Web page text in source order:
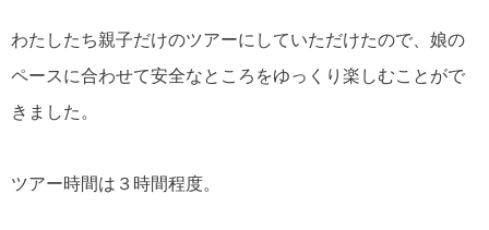
わたしたち親子だけのツアーにしていただけたので、娘の
ペースに合わせて安全なところをゆっくり楽しむことがで
きました。
ツアー時間は３時間程度。